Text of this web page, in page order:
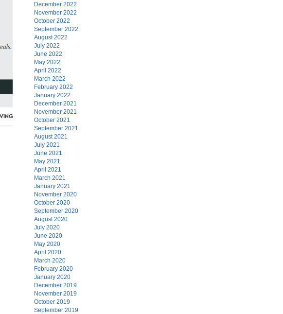
December 2022
November 2022
October 2022
September 2022
August 2022
July 2022
June 2022
May 2022
April 2022
March 2022
February 2022
January 2022
December 2021
November 2021
October 2021
September 2021
August 2021
July 2021
June 2021
May 2021
April 2021
March 2021
January 2021
November 2020
October 2020
September 2020
August 2020
July 2020
June 2020
May 2020
April 2020
March 2020
February 2020
January 2020
December 2019
November 2019
October 2019
September 2019